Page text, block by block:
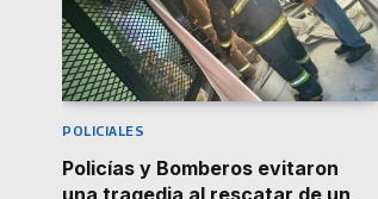
POLICIALES
Policías y Bomberos evitaron